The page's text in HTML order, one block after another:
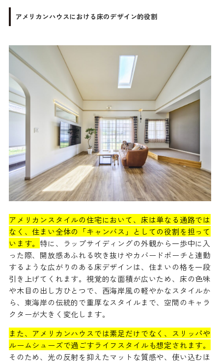
アメリカンハウスにおける床のデザイン的役割
アメリカンスタイルの住宅において、床は単なる通路では
なく、住まい全体の「キャンバス」としての役割を担って
います。 特に、ラップサイディングの外観から一歩中に入
った際、開放感あふれる吹き抜けやカバードポーチと連動
するような広がりのある床デザインは、住まいの格を一段
引き上げてくれます。視覚的な面積が広いため、床の色味
や木目の出し方ひとつで、西海岸風の軽やかなスタイルか
ら、東海岸の伝統的で重厚なスタイルまで、空間のキャラ
クターが大きく変化します。
また、アメリカンハウスでは素足だけでなく、スリッパや
ルームシューズで過ごすライフスタイルも想定されます。
そのため、光の反射を抑えたマットな質感や、使い込むほ